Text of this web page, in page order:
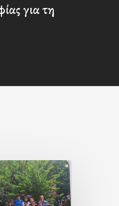
για τη